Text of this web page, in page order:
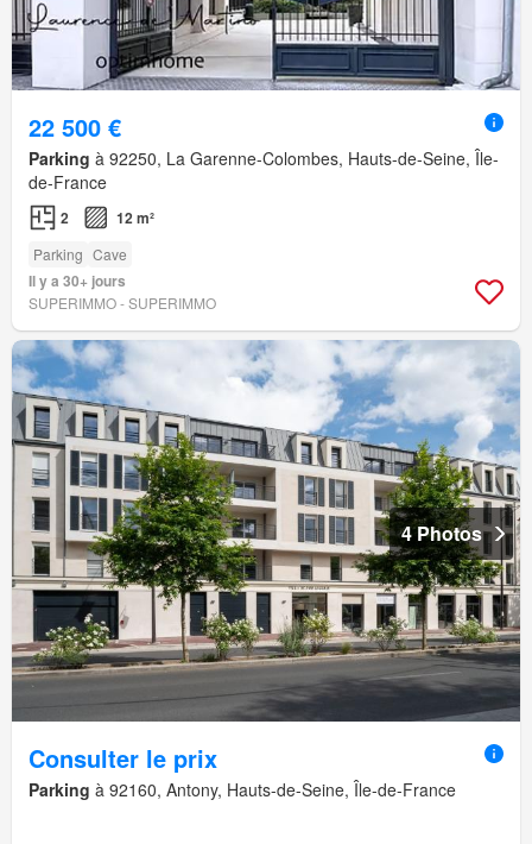
22 500 €
Parking à 92250, La Garenne-Colombes, Hauts-de-Seine, Île-
de-France
2 12 m²
Parking Cave
Il y a 30+ jours
SUPERIMMO - SUPERIMMO
4 Photos
Consulter le prix
Parking à 92160, Antony, Hauts-de-Seine, Île-de-France